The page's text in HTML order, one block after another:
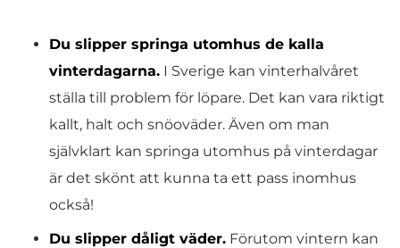
Du slipper springa utomhus de kalla
vinterdagarna. I Sverige kan vinterhalvåret
ställa till problem för löpare. Det kan vara riktigt
kallt, halt och snöoväder. Även om man
självklart kan springa utomhus på vinterdagar
är det skönt att kunna ta ett pass inomhus
också!
Du slipper dåligt väder. Förutom vintern kan